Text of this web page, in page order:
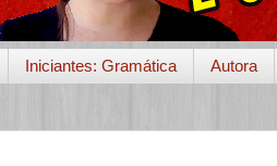
Iniciantes: Gramática Autora